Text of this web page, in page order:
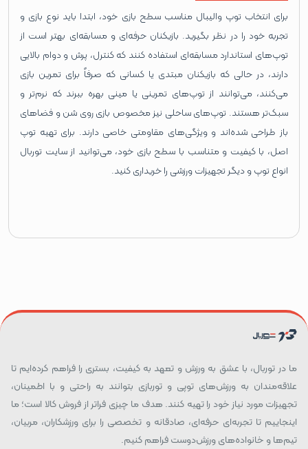
برای انتخاب توپ والیبال مناسب سطح بازی خود، ابتدا باید نوع بازی و
تجربه خود را در نظر بگیرید. بازیکنان حرفه‌ای و مسابقه‌ای بهتر است از
توپ‌های استاندارد مسابقه‌ای استفاده کنند که کنترل، پرش و دوام بالایی
دارند، در حالی که بازیکنان مبتدی یا کسانی که صرفاً برای تمرین بازی
می‌کنند، می‌توانند از توپ‌های تمرینی یا مینی بهره ببرند که نرم‌تر و
سبک‌تر هستند. توپ‌های ساحلی نیز مخصوص بازی روی شن و فضاهای
باز طراحی شده‌اند و ویژگی‌های مقاومتی خاصی دارند. برای تهیه توپ
اصل، با کیفیت و متناسب با سطح بازی خود، می‌توانید از سایت توربال
انواع توپ و دیگر تجهیزات ورزشی را خریداری کنید.
ما در توربال، با عشق به ورزش و تعهد به کیفیت، بستری را فراهم کرده‌ایم تا
علاقه‌مندان به ورزش‌های توپی و توربازی بتوانند به راحتی و با اطمینان،
تجهیزات مورد نیاز خود را تهیه کنند. هدف ما چیزی فراتر از فروش کالا است؛ ما
اینجاییم تا تجربه‌ای حرفه‌ای، صادقانه و تخصصی را برای ورزشکاران، مربیان،
تیم‌ها و خانواده‌های ورزش‌دوست فراهم کنیم.